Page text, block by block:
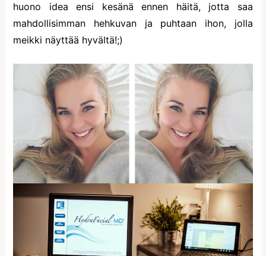
huono idea ensi kesänä ennen häitä, jotta saa
mahdollisimman hehkuvan ja puhtaan ihon, jolla
meikki näyttää hyvältä!;)